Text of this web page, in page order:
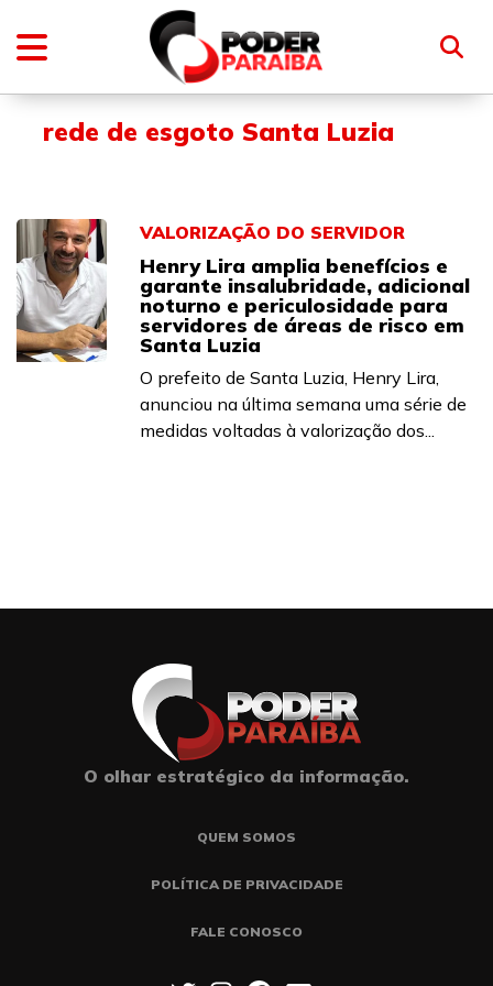
rede de esgoto Santa Luzia
VALORIZAÇÃO DO SERVIDOR
Henry Lira amplia benefícios e
garante insalubridade, adicional
noturno e periculosidade para
servidores de áreas de risco em
Santa Luzia
O prefeito de Santa Luzia, Henry Lira,
anunciou na última semana uma série de
medidas voltadas à valorização dos...
O olhar estratégico da informação.
QUEM SOMOS
POLÍTICA DE PRIVACIDADE
FALE CONOSCO